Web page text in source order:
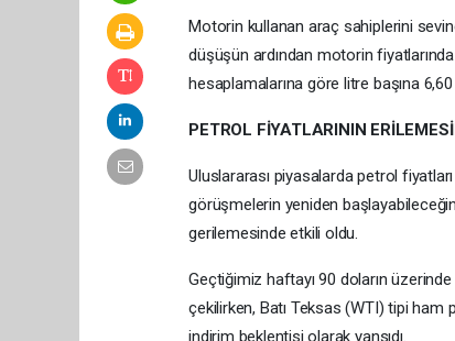
Motorin kullanan araç sahiplerini
düşüşün ardından motorin
hesaplamalarına göre litre başına
PETROL FİYATLARININ
Uluslararası piyasalarda petrol
görüşmelerin yeniden
gerilemesinde etkili oldu.
Geçtiğimiz haftayı 90 doların
çekilirken, Batı Teksas (WTI) tipi ham
indirim beklentisi olarak yansıdı.